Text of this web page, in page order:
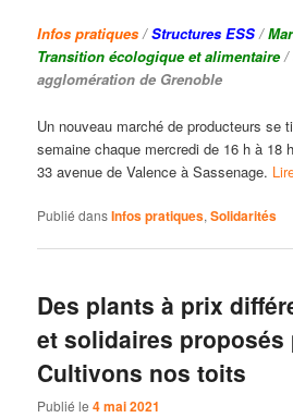
Infos pratiques / Structures ESS /
Transition écologique et alimentaire /
agglomération de Grenoble
Un nouveau marché de producteurs se
semaine chaque mercredi de 16 h à 18
33 avenue de Valence à Sassenage.
Publié dansInfos pratiques,Solidarités
Des plants à prix
et solidaires proposés
Cultivons nos toits
Publié le4 mai 2021